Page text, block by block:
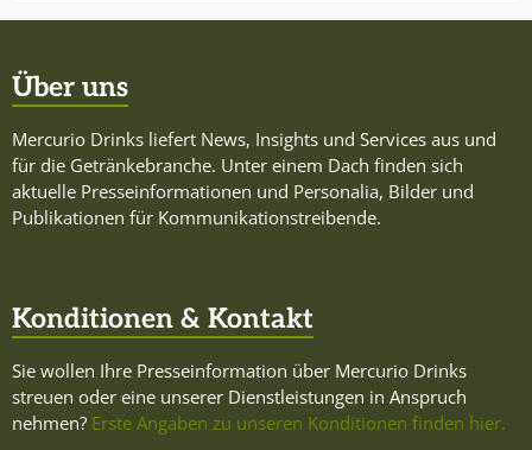
Über uns
Mercurio Drinks liefert News, Insights und Services aus und
für die Getränkebranche. Unter einem Dach finden sich
aktuelle Presseinformationen und Personalia, Bilder und
Publikationen für Kommunikationstreibende.
Konditionen & Kontakt
Sie wollen Ihre Presseinformation über Mercurio Drinks
streuen oder eine unserer Dienstleistungen in Anspruch
nehmen? Erste Angaben zu unseren Konditionen finden hier.